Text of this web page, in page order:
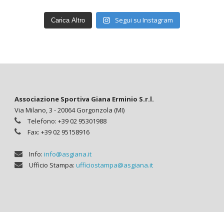
Carica Altro Segui su Instagram
Associazione Sportiva Giana Erminio S.r.l.
Via Milano, 3 - 20064 Gorgonzola (MI)
Telefono: +39 02 95301988
Fax: +39 02 95158916
Info: info@asgiana.it
Ufficio Stampa: ufficiostampa@asgiana.it